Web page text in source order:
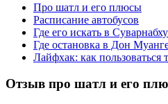
Про шатл и его плюсы
Расписание автобусов
Где его искать в
Где остановка в Дон
Лайфхак: как пользоваться
Отзыв про шатл и его